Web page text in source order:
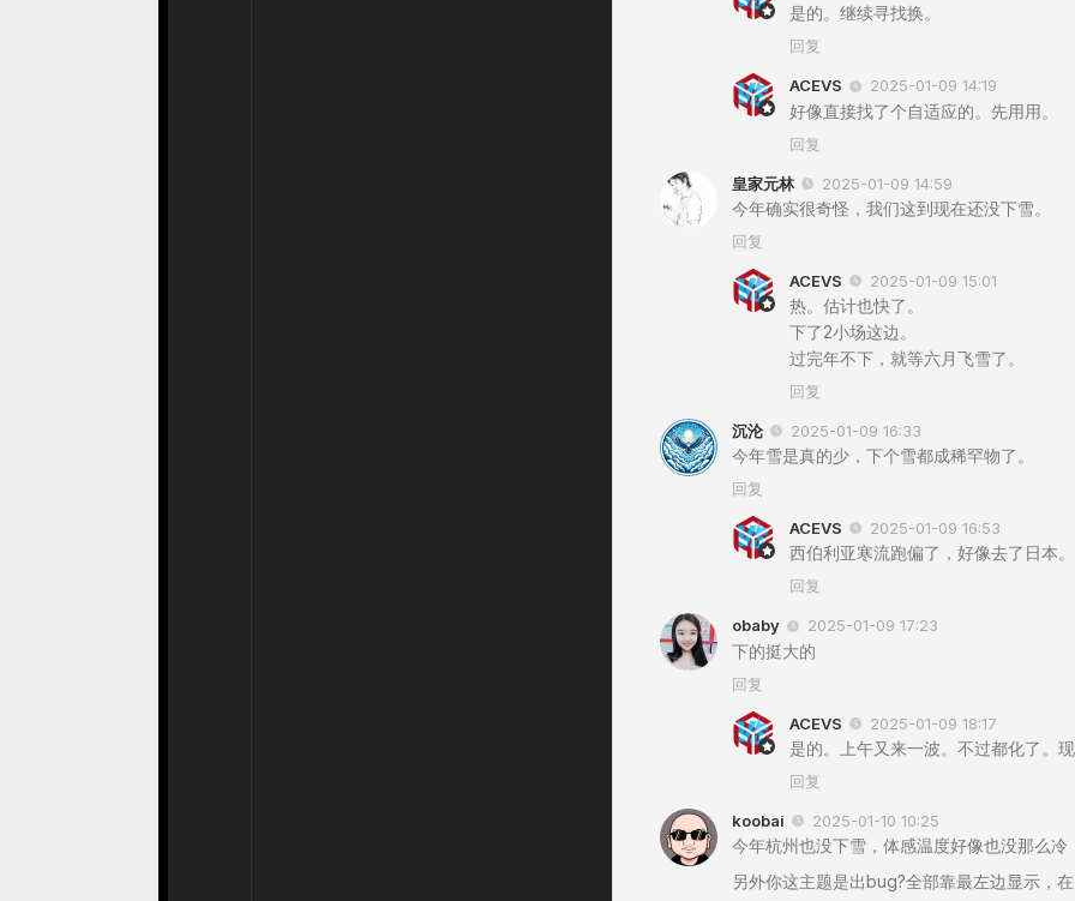
是的。继续寻找换。
回复
ACEVS 2025-01-09 14:19
好像直接找了个自适应的。先用用。
回复
皇家元林 2025-01-09 14:59
今年确实很奇怪，我们这到现在还没下雪。
回复
ACEVS 2025-01-09 15:01
热。估计也快了。
下了2小场这边。
过完年不下，就等六月飞雪了。
回复
沉沦 2025-01-09 16:33
今年雪是真的少，下个雪都成稀罕物了。
回复
ACEVS 2025-01-09 16:53
西伯利亚寒流跑偏了，好像去了日本
回复
obaby 2025-01-09 17:23
下的挺大的
回复
ACEVS 2025-01-09 18:17
是的。上午又来一波。不过都化了。
回复
koobai 2025-01-10 10:25
今年杭州也没下雪，体感温度好像也没那么冷
另外你这主题是出bug?全部靠最左边显示，